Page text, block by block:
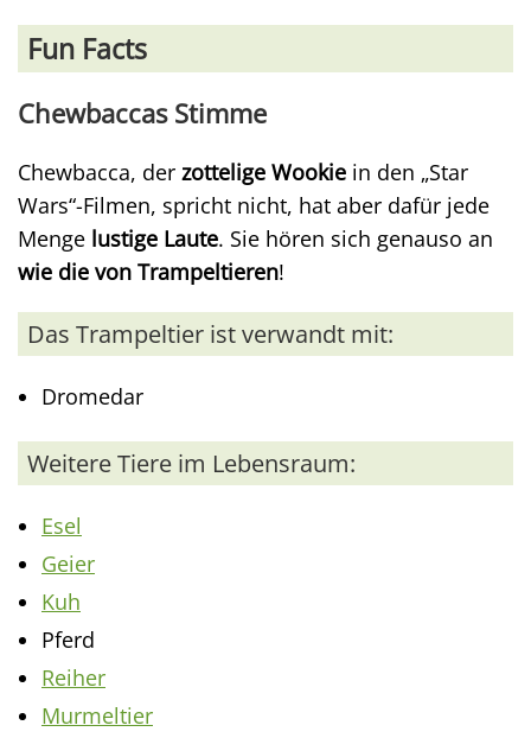
Fun Facts
Chewbaccas Stimme
Chewbacca, der zottelige Wookie in den „Star
Wars“-Filmen, spricht nicht, hat aber dafür jede
Menge lustige Laute. Sie hören sich genauso an
wie die von Trampeltieren!
Das Trampeltier ist verwandt mit:
Dromedar
Weitere Tiere im Lebensraum:
Esel
Geier
Kuh
Pferd
Reiher
Murmeltier